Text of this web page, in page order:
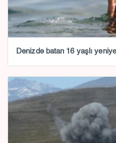
Dənizdə batan 16 yaşlı